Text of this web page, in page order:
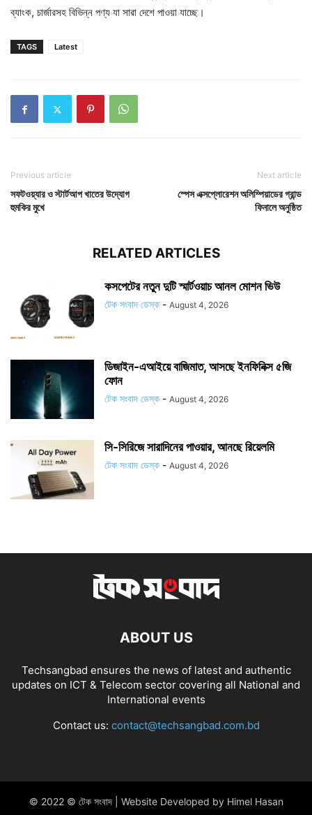
ব্যাংক, চার্জারসহ বিভিন্ন পণ্য যা সারা দেশে পাওয়া যাচ্ছে।
TAGS Latest
Previous article
সফটওয়্যার ও স্টার্টআপ খাতের উদ্যোগ
হুমকির মুখে
Next article
স্পেস এক্সপ্লোরেশন অলিম্পিয়াডের গ্রান্ড
ফিনালে অনুষ্ঠিত
RELATED ARTICLES
কসপেটের নতুন দুটি স্মার্টওয়াচ আনল মোশন ভিউ
টেক সংবাদ ডেস্ক - August 4, 2026
ডিজাইন-এআইয়ে বাজিমাত, আসছে ইনফিনিক্স ৫জি
ফোন
টেক সংবাদ ডেস্ক - August 4, 2026
সি-সিরিজে সারাদিনের পাওয়ার, আনছে রিয়েলমি
টেক সংবাদ ডেস্ক - August 4, 2026
ABOUT US
Techsangbad ensures the news of latest and authentic
updates on ICT & Telecom sector covering all National and
International events
Contact us: contact@techsangbad.com.bd
© 2022 © টেক সংবাদ | Website Developed by Himel Hasan